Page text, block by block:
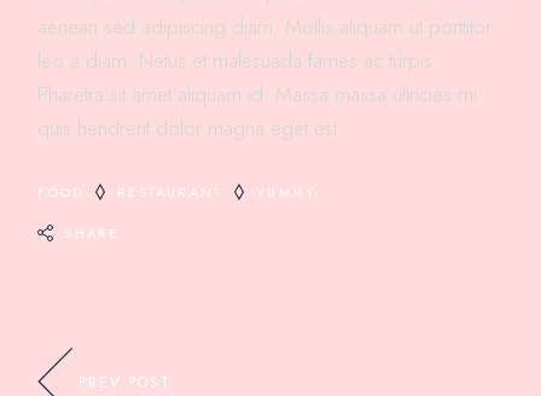
aenean sed adipiscing diam. Mollis aliquam ut porttitor
leo a diam. Netus et malesuada fames ac turpis.
Pharetra sit amet aliquam id. Massa massa ultricies mi
quis hendrerit dolor magna eget est.
FOOD RESTAURANT YUMMY
SHARE
PREV POST